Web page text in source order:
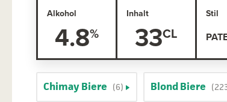
Alkohol
4.8
Inhalt
33
Stil
Chimay Biere (6) Blond Biere